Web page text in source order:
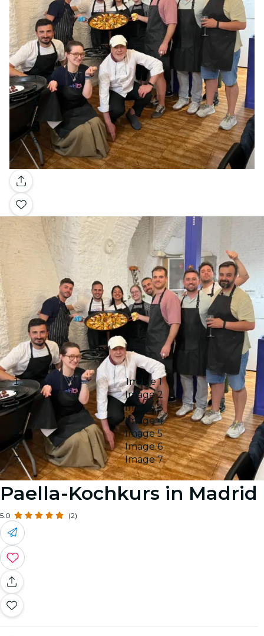
Galerie
Image 1
Image 2
Image 3
Image 4
Image 5
Image 6
Image 7
Paella-Kochkurs in Madrid
5.0 (2)